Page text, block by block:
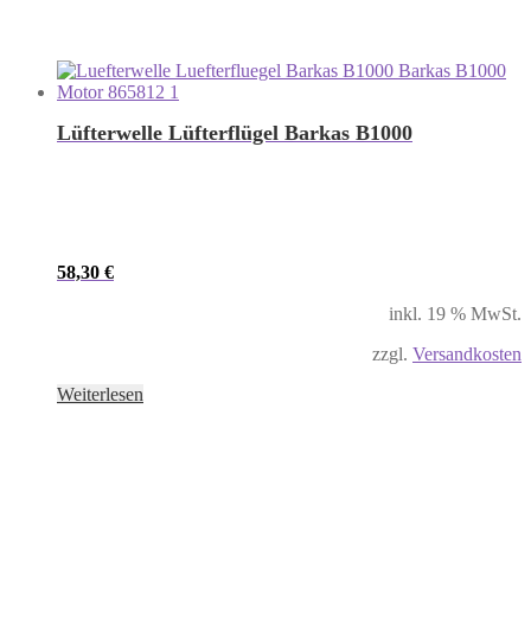
Lüfterwelle Lüfterflügel Barkas B1000
58,30 €
inkl. 19 % MwSt.
zzgl. Versandkosten
Weiterlesen